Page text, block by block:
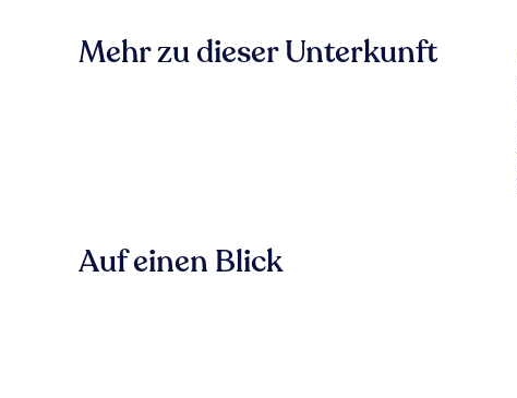
Mehr zu dieser Unterkunft
Auf einen Blick